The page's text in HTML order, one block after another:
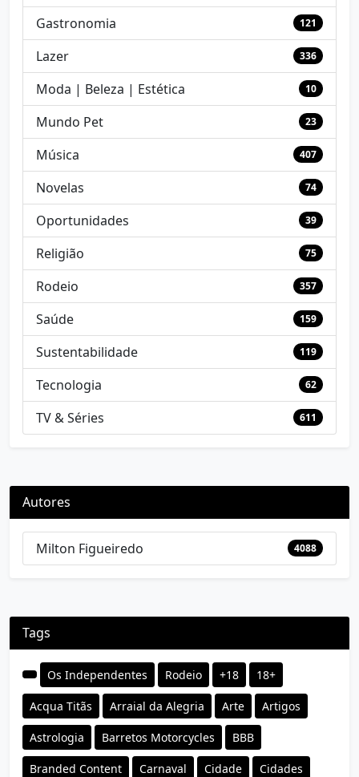
Gastronomia 121
Lazer 336
Moda | Beleza | Estética 10
Mundo Pet 23
Música 407
Novelas 74
Oportunidades 39
Religião 75
Rodeio 357
Saúde 159
Sustentabilidade 119
Tecnologia 62
TV & Séries 611
Autores
Milton Figueiredo 4088
Tags
Os Independentes Rodeio +18 18+
Acqua Titãs Arraial da Alegria Arte Artigos
Astrologia Barretos Motorcycles BBB
Branded Content Carnaval Cidade Cidades